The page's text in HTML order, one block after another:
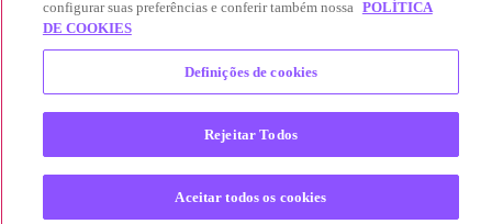
© 2025 Afya Participações S.A. - todos os direitos reservados.
01424-001 - CNPJ 23.399.329/0002-53.
configurar suas preferências e conferir também nossa POLÍTICA
DE COOKIES
Definições de cookies
Rejeitar Todos
Aceitar todos os cookies